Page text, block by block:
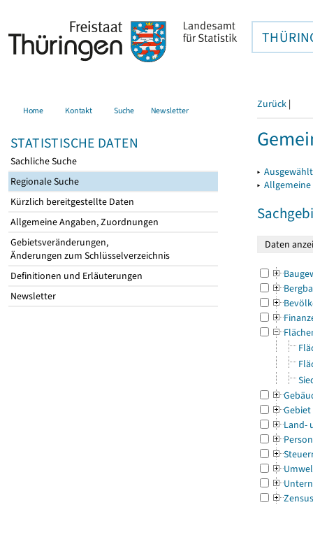
Home Kontakt Suche Newsletter
STATISTISCHE DATEN
Sachliche Suche
Regionale Suche
Kürzlich bereitgestellte Daten
Allgemeine Angaben, Zuordnungen
Gebietsveränderungen,
Änderungen zum Schlüsselverzeichnis
Definitionen und Erläuterungen
Newsletter
Zurück |
▸
▸
Gebiet
Land-
Zensus